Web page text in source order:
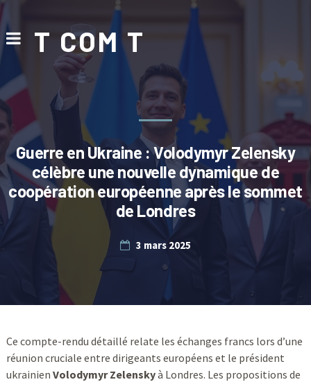
T COM T
Guerre en Ukraine : Volodymyr Zelensky
célèbre une nouvelle dynamique de
coopération européenne après le sommet
de Londres
3 mars 2025
Ce compte-rendu détaillé relate les échanges francs lors d’une
réunion cruciale entre dirigeants européens et le président
ukrainien Volodymyr Zelenskyà Londres. Les propositions de